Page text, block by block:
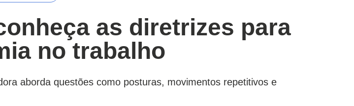
as diretrizes para
no trabalho
aborda questões como posturas, movimentos repetitivos e